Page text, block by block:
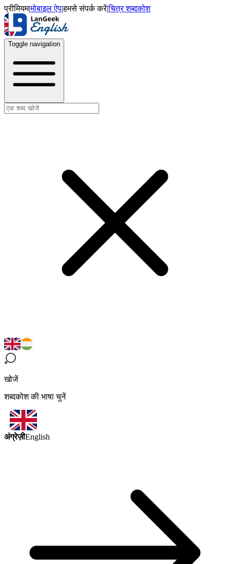
प्रीमियम|मोबाइल ऐप|हमसे संपर्क करें|चित्र शब्दकोश
Toggle navigation
खोजें
शब्दकोश की भाषा चुनें
अंग्रेज़ीEnglish